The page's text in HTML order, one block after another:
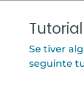
Se tiver
seguinte